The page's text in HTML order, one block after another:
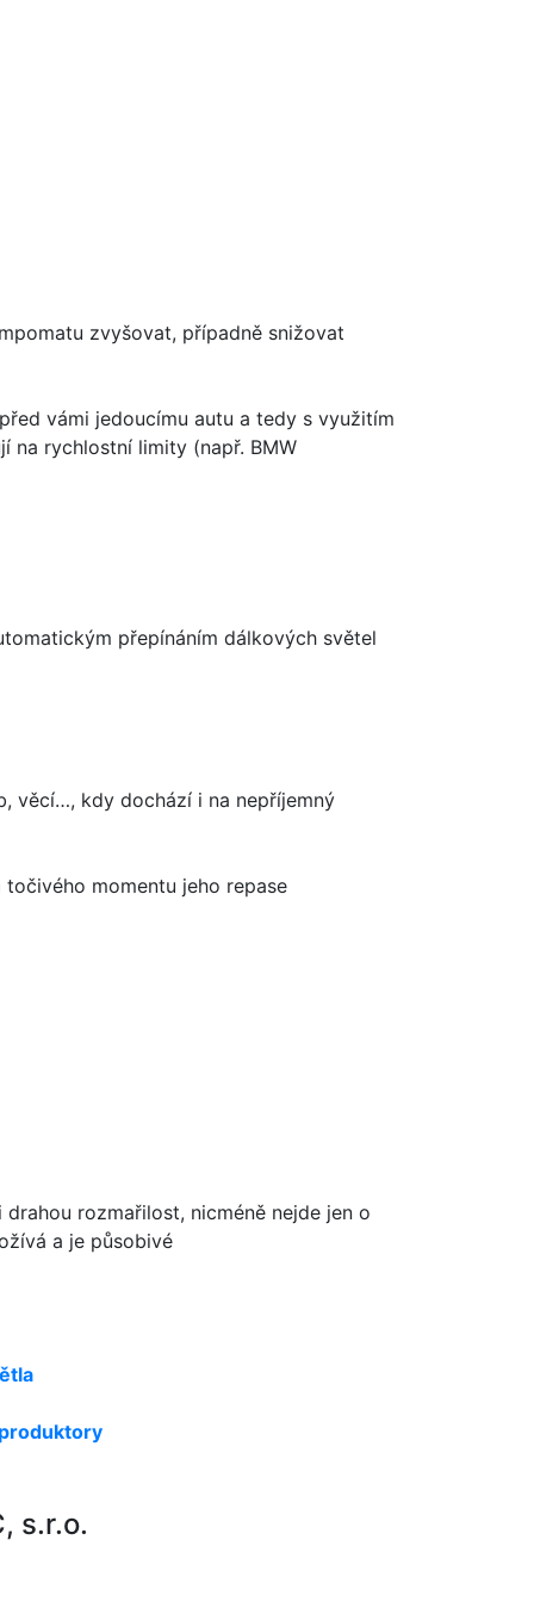
zvyšovat, případně snižovat
vámi jedoucímu autu a tedy s využitím
na rychlostní limity (např. BMW
přepínáním dálkových světel
věcí…, kdy dochází i na nepříjemný
momentu jeho repase
rozmařilost, nicméně nejde jen o
a je působivé
s.r.o.